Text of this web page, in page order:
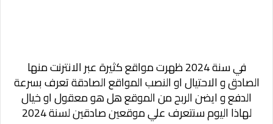
في سنة 2024 ظهرت مواقع كثيرة عبر الانترنت منها
الصادق و الاحتيال او النصب المواقع الصادقة تعرف بسرعة
الدفع و ايضن الربح من الموقع هل هو معقول او خيال
لهاذا اليوم سنتعرف علي موقعين صادقين لسنة 2024